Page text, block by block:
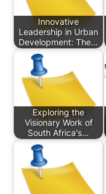
Innovative
Leadership in Urban
Development: The…
Exploring the
Visionary Work of
South Africa's…